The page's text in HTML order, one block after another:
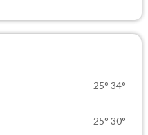
25° 34°
25° 30°